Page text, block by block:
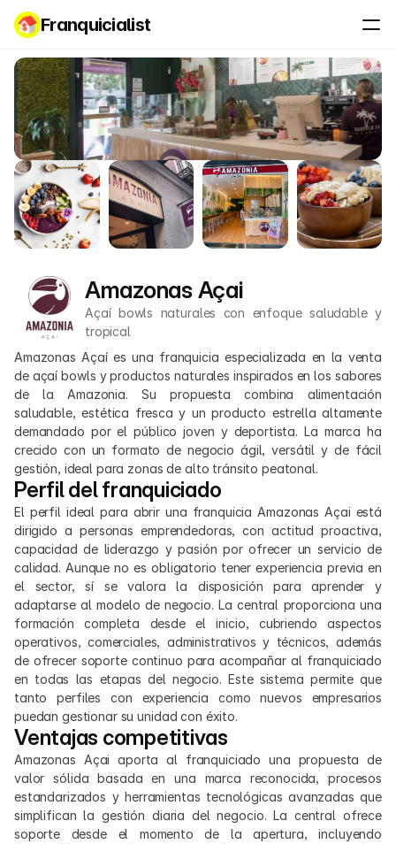
Franquicialist
Amazonas Açai
Açaí bowls naturales con enfoque saludable y
tropical
Amazonas Açaí es una franquicia especializada en la venta
de açaí bowls y productos naturales inspirados en los sabores
de la Amazonia. Su propuesta combina alimentación
saludable, estética fresca y un producto estrella altamente
demandado por el público joven y deportista. La marca ha
crecido con un formato de negocio ágil, versátil y de fácil
gestión, ideal para zonas de alto tránsito peatonal.
Perfil del franquiciado
El perfil ideal para abrir una franquicia Amazonas Açai está
dirigido a personas emprendedoras, con actitud proactiva,
capacidad de liderazgo y pasión por ofrecer un servicio de
calidad. Aunque no es obligatorio tener experiencia previa en
el sector, sí se valora la disposición para aprender y
adaptarse al modelo de negocio. La central proporciona una
formación completa desde el inicio, cubriendo aspectos
operativos, comerciales, administrativos y técnicos, además
de ofrecer soporte continuo para acompañar al franquiciado
en todas las etapas del negocio. Este sistema permite que
tanto perfiles con experiencia como nuevos empresarios
puedan gestionar su unidad con éxito.
Ventajas competitivas
Amazonas Açai aporta al franquiciado una propuesta de
valor sólida basada en una marca reconocida, procesos
estandarizados y herramientas tecnológicas avanzadas que
simplifican la gestión diaria del negocio. La central ofrece
soporte desde el momento de la apertura, incluyendo